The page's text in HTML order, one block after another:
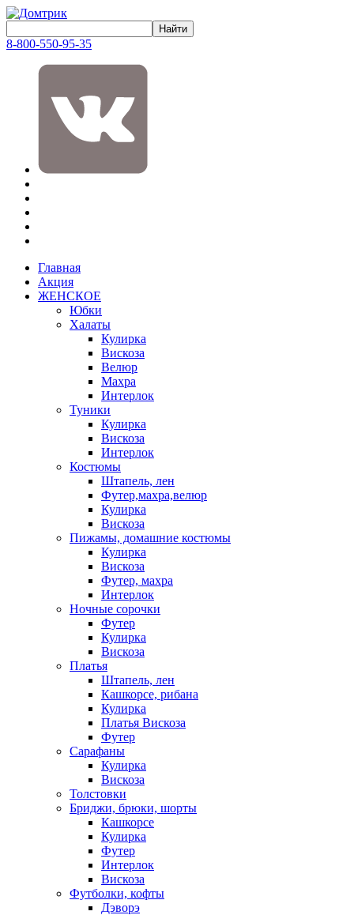
8-800-550-95-35
Главная
Акция
ЖЕНСКОЕ
Юбки
Халаты
Кулирка
Вискоза
Велюр
Махра
Интерлок
Туники
Кулирка
Вискоза
Интерлок
Костюмы
Штапель, лен
Футер,махра,велюр
Кулирка
Вискоза
Пижамы, домашние костюмы
Кулирка
Вискоза
Футер, махра
Интерлок
Ночные сорочки
Футер
Кулирка
Вискоза
Платья
Штапель, лен
Кашкорсе, рибана
Кулирка
Платья Вискоза
Футер
Сарафаны
Кулирка
Вискоза
Толстовки
Бриджи, брюки, шорты
Кашкорсе
Кулирка
Футер
Интерлок
Вискоза
Футболки, кофты
Дэворэ